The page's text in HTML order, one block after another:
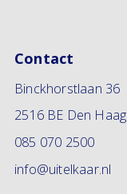
Contact
Binckhorstlaan 36
2516 BE Den Haag
085 070 2500
info@uitelkaar.nl